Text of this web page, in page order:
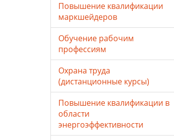
Повышение квалификации
маркшейдеров
Обучение рабочим
профессиям
Охрана труда
(дистанционные курсы)
Повышение квалификации в
области
энергоэффективности